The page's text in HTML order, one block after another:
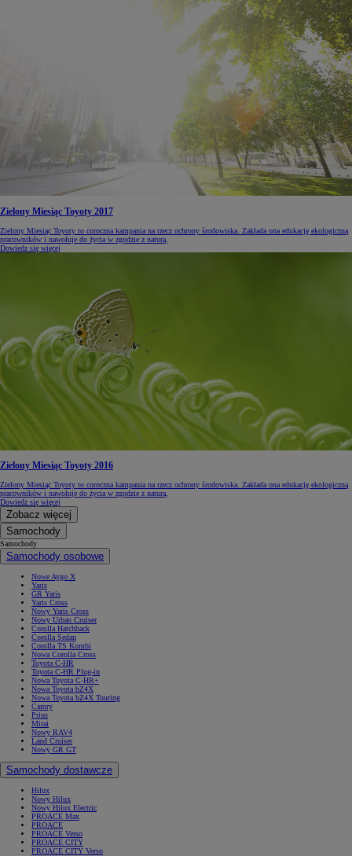
Zielony Miesiąc Toyoty 2017
Zielony Miesiąc Toyoty to coroczna kampania na rzecz ochrony środowiska. Zakłada ona edukację ekologiczną
pracowników i nawołuje do życia w zgodzie z naturą.
Dowiedz się więcej
Zielony Miesiąc Toyoty 2016
Zielony Miesiąc Toyoty to coroczna kampania na rzecz ochrony środowiska. Zakłada ona edukację ekologiczną
pracowników i nawołuje do życia w zgodzie z naturą.
Dowiedz się więcej
Zobacz więcej
Samochody
Samochody
Samochody osobowe
Nowe Aygo X
Yaris
GR Yaris
Yaris Cross
Nowy Yaris Cross
Nowy Urban Cruiser
Corolla Hatchback
Corolla Sedan
Corolla TS Kombi
Nowa Corolla Cross
Toyota C-HR
Toyota C-HR Plug-in
Nowa Toyota C-HR+
Nowa Toyota bZ4X
Nowa Toyota bZ4X Touring
Camry
Prius
Mirai
Nowy RAV4
Land Cruiser
Nowy GR GT
Samochody dostawcze
Hilux
Nowy Hilux
Nowy Hilux Electric
PROACE Max
PROACE
PROACE Verso
PROACE CITY
PROACE CITY Verso